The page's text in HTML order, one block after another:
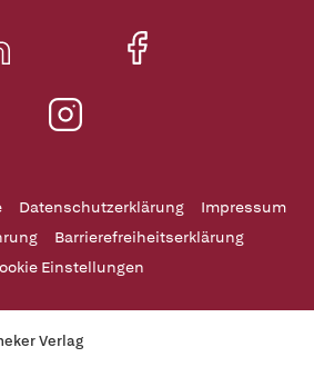
Datenschutzerklärung
Impressum
Barrierefreiheitserklärung
Einstellungen
Verlag